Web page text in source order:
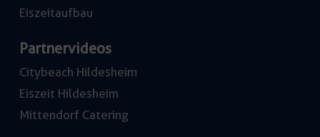
Eiszeitaufbau
Partnervideos
Citybeach Hildesheim
Eiszeit Hildesheim
Mittendorf Catering